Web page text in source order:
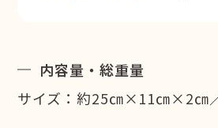
内容量・総重量
サイズ：約25㎝×11㎝×2㎝